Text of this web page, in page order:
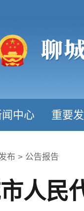
中心 重要
布 > 公告报告
人民